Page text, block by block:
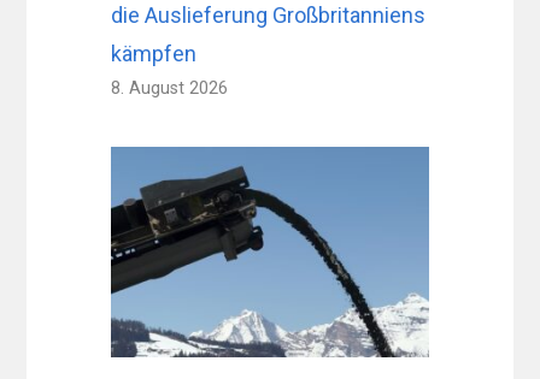
die Auslieferung Großbritanniens
kämpfen
8. August 2026